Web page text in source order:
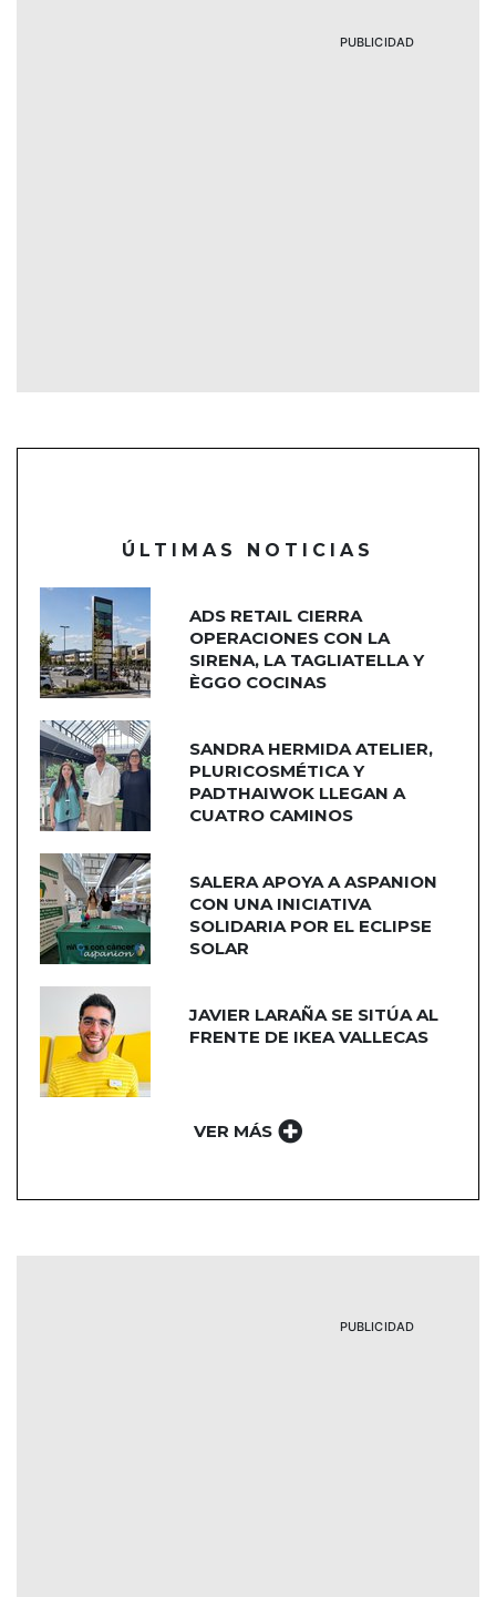
PUBLICIDAD
ÚLTIMAS NOTICIAS
ADS RETAIL CIERRA
OPERACIONES CON LA
SIRENA, LA TAGLIATELLA Y
ÈGGO COCINAS
SANDRA HERMIDA ATELIER,
PLURICOSMÉTICA Y
PADTHAIWOK LLEGAN A
CUATRO CAMINOS
SALERA APOYA A ASPANION
CON UNA INICIATIVA
SOLIDARIA POR EL ECLIPSE
SOLAR
JAVIER LARAÑA SE SITÚA AL
FRENTE DE IKEA VALLECAS
VER MÁS
PUBLICIDAD